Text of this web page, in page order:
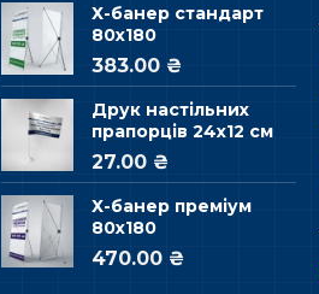
Х-банер стандарт
80х180
383.00 ₴
Друк настільних
прапорців 24х12 см
27.00 ₴
Х-банер преміум
80х180
470.00 ₴